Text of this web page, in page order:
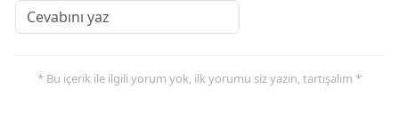
* Bu içerik ile ilgili yorum yok, ilk yorumu siz yazın, tartışalım *